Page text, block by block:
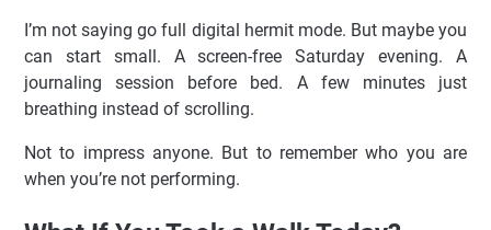
I’m not saying go full digital hermit mode. But maybe you
can start small. A screen-free Saturday evening. A
journaling session before bed. A few minutes just
breathing instead of scrolling.
Not to impress anyone. But to remember who you are
when you’re not performing.